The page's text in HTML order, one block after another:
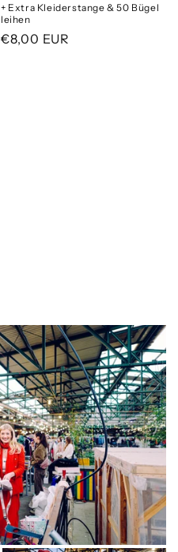
+ Extra Kleiderstange & 50 Bügel
leihen
Normaler
€8,00 EUR